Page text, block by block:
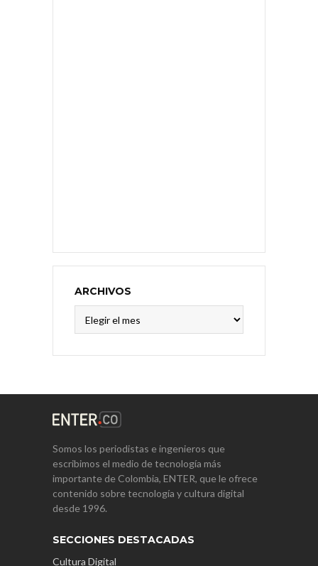
ARCHIVOS
Somos los periodistas e ingenieros que
escribimos el medio de tecnología más
importante de Colombia, ENTER, que le ofrece
contenido sobre tecnología y cultura digital
desde 1996.
SECCIONES DESTACADAS
Cultura Digital